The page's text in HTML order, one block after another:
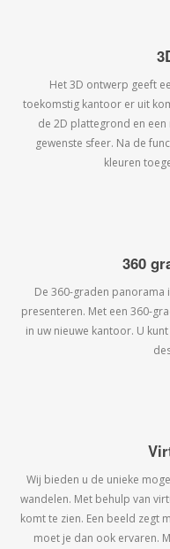
Het 3D ontwerp geeft
toekomstig kantoor er uit
de 2D plattegrond en
gewenste sfeer. Na de
kleuren
360
De 360-graden
presenteren. Met een 360-
in uw nieuwe kantoor. U
Wij bieden u de unieke
wandelen. Met behulp van
komt te zien. Een beeld zegt
moet je dan ook ervaren.